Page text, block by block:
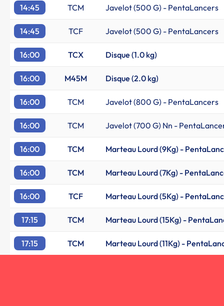
14:45 TCM Javelot (500 G) - PentaLancers
14:45 TCF Javelot (500 G) - PentaLancers
16:00 TCX Disque (1.0 kg)
16:00 M45M Disque (2.0 kg)
16:00 TCM Javelot (800 G) - PentaLancers
16:00 TCM Javelot (700 G) Nn -
16:00 TCM Marteau Lourd (9Kg) -
16:00 TCM Marteau Lourd (7Kg) -
16:00 TCF Marteau Lourd (5Kg) -
17:15 TCM Marteau Lourd (15Kg) -
17:15 TCM Marteau Lourd (11Kg) -